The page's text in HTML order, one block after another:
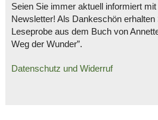
Seien Sie immer aktuell informiert
Newsletter! Als Dankeschön
Leseprobe aus dem Buch von
Weg der Wunder”.
Datenschutz und Widerruf